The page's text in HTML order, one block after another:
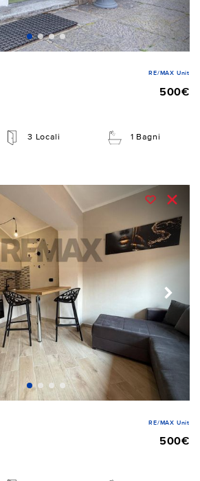
RE/MAX Unit
500€
3 Locali 1 Bagni
RE/MAX Unit
500€